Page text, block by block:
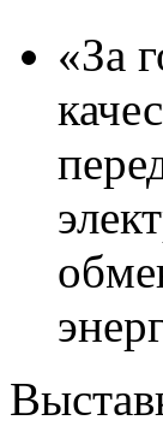
«За